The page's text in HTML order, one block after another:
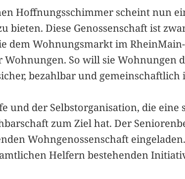
Hoffnungsschimmer scheint nun
bieten. Diese Genossenschaft ist
dem Wohnungsmarkt im
So will sie Wohnungen
bezahlbar und gemeinschaftlich
und der Selbstorganisation, die eine
zum Ziel hat. Der
Wohngenossenschaft
Helfern bestehenden